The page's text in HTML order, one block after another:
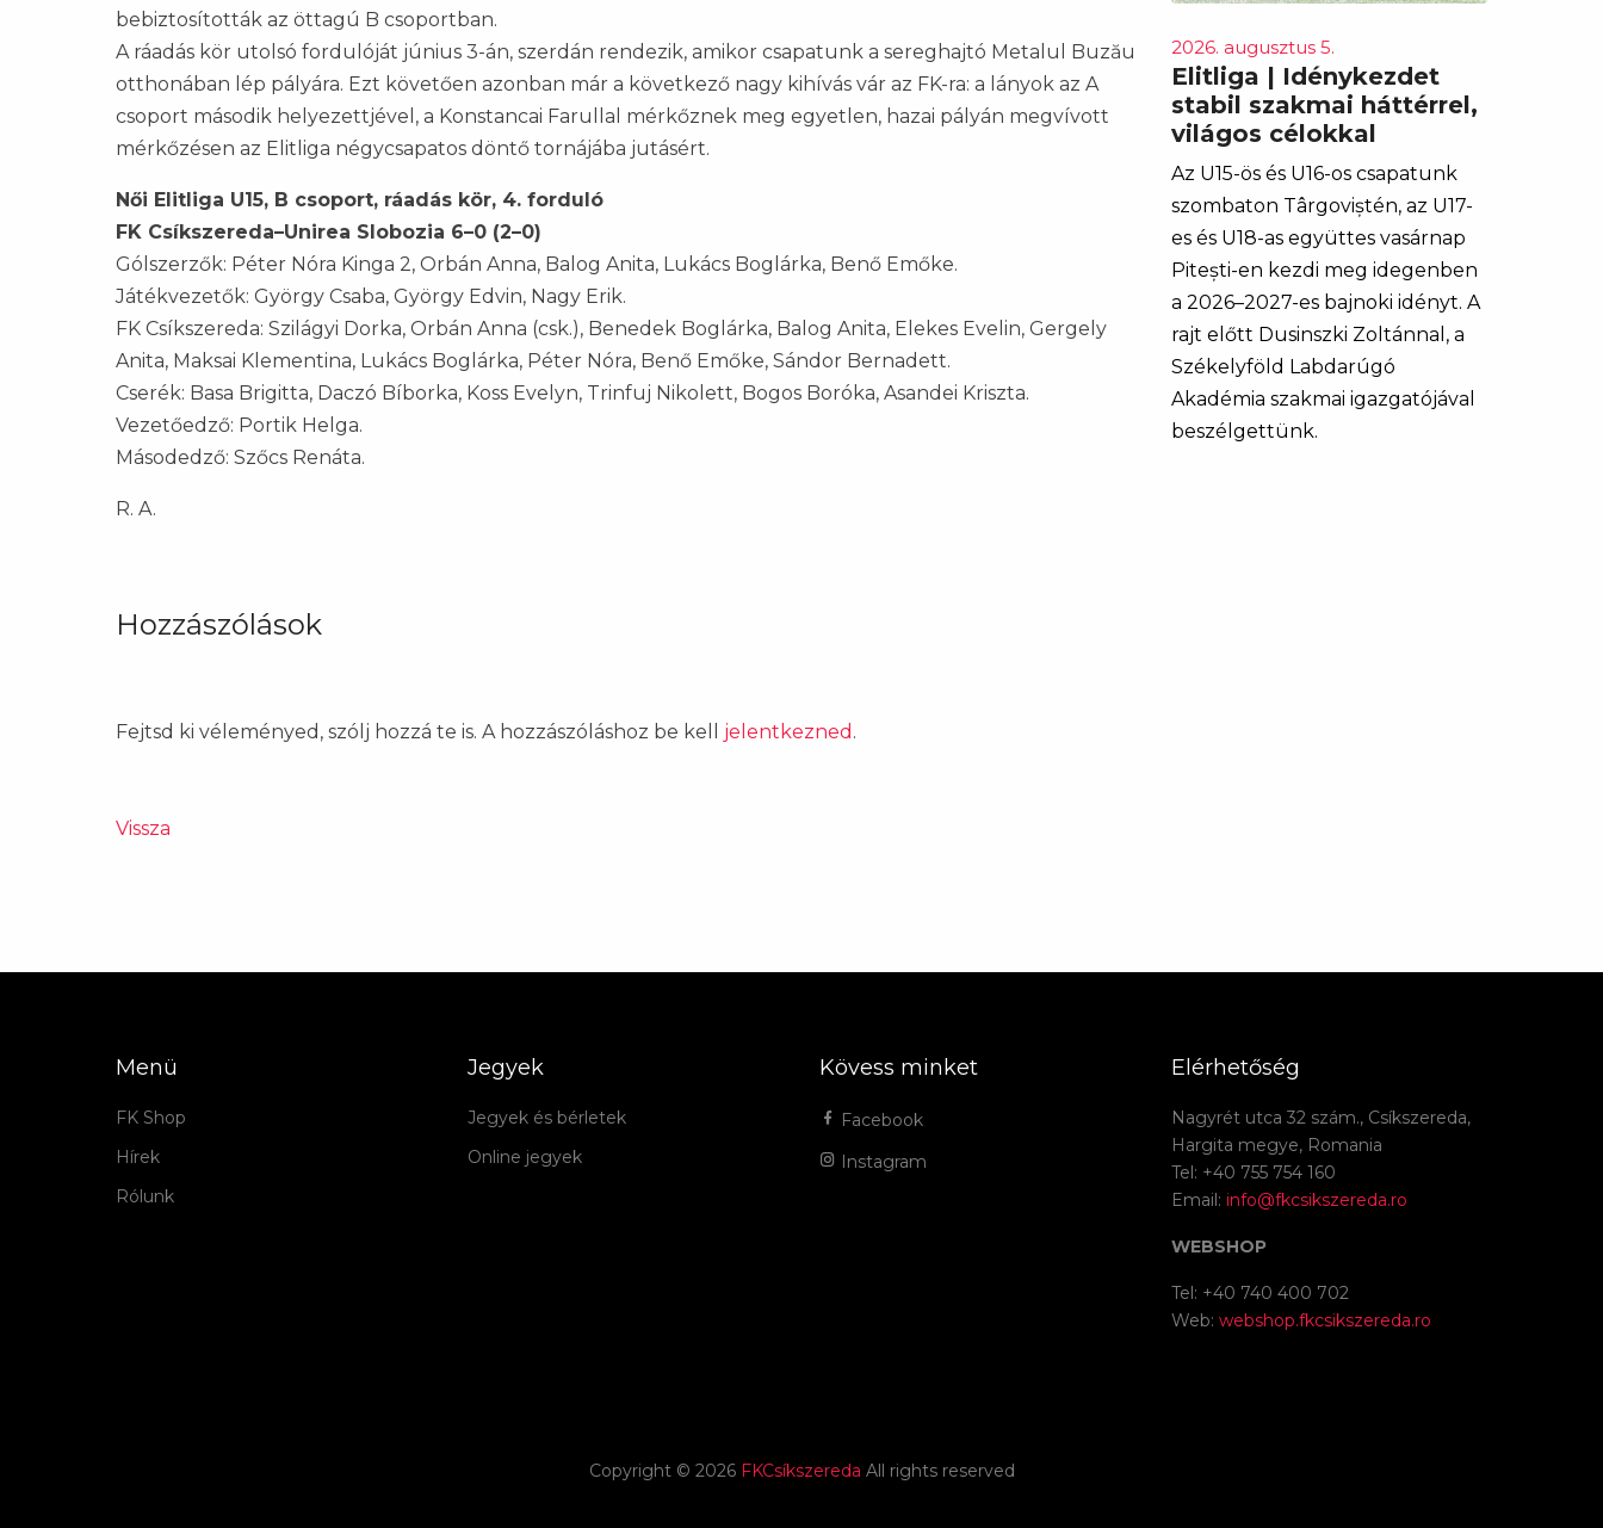
bebiztosították az öttagú B csoportban.
A ráadás kör utolsó fordulóját június 3-án, szerdán rendezik, amikor csapatunk a sereghajtó Metalul Buzău
otthonában lép pályára. Ezt követően azonban már a következő nagy kihívás vár az FK-ra: a lányok az A
csoport második helyezettjével, a Konstancai Farullal mérkőznek meg egyetlen, hazai pályán megvívott
mérkőzésen az Elitliga négycsapatos döntő tornájába jutásért.
Női Elitliga U15, B csoport, ráadás kör, 4. forduló
FK Csíkszereda–Unirea Slobozia 6–0 (2–0)
Gólszerzők: Péter Nóra Kinga 2, Orbán Anna, Balog Anita, Lukács Boglárka, Benő Emőke.
Játékvezetők: György Csaba, György Edvin, Nagy Erik.
FK Csíkszereda: Szilágyi Dorka, Orbán Anna (csk.), Benedek Boglárka, Balog Anita, Elekes Evelin, Gergely
Anita, Maksai Klementina, Lukács Boglárka, Péter Nóra, Benő Emőke, Sándor Bernadett.
Cserék: Basa Brigitta, Daczó Bíborka, Koss Evelyn, Trinfuj Nikolett, Bogos Boróka, Asandei Kriszta.
Vezetőedző: Portik Helga.
Másodedző: Szőcs Renáta.
R. A.
2026. augusztus 5.
Elitliga | Idénykezdet
stabil szakmai háttérrel,
világos célokkal
Az U15-ös és U16-os csapatunk
szombaton Târgoviștén, az U17-
es és U18-as együttes vasárnap
Pitești-en kezdi meg idegenben
a 2026–2027-es bajnoki idényt. A
rajt előtt Dusinszki Zoltánnal, a
Székelyföld Labdarúgó
Akadémia szakmai igazgatójával
beszélgettünk.
Hozzászólások
Fejtsd ki véleményed, szólj hozzá te is. A hozzászóláshoz be kell jelentkezned .
Vissza
Menü
FK Shop
Hírek
Rólunk
Jegyek
Jegyek és bérletek
Online jegyek
Kövess minket
Facebook
Instagram
Elérhetőség
Nagyrét utca 32 szám., Csíkszereda,
Hargita megye, Romania
Tel: +40 755 754 160
Email: info@fkcsikszereda.ro
WEBSHOP
Tel: +40 740 400 702
Web: webshop.fkcsikszereda.ro
Copyright © 2026 FKCsíkszereda All rights reserved